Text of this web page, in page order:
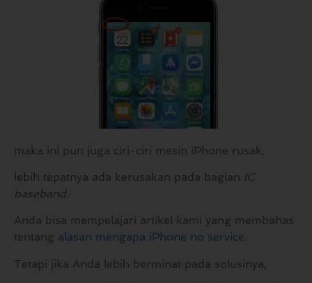
maka ini pun juga ciri-ciri mesin iPhone rusak,
lebih tepatnya ada kerusakan pada bagian IC
baseband.
Anda bisa mempelajari artikel kami yang membahas
tentang alasan mengapa iPhone no service.
Tetapi jika Anda lebih berminat pada solusinya,